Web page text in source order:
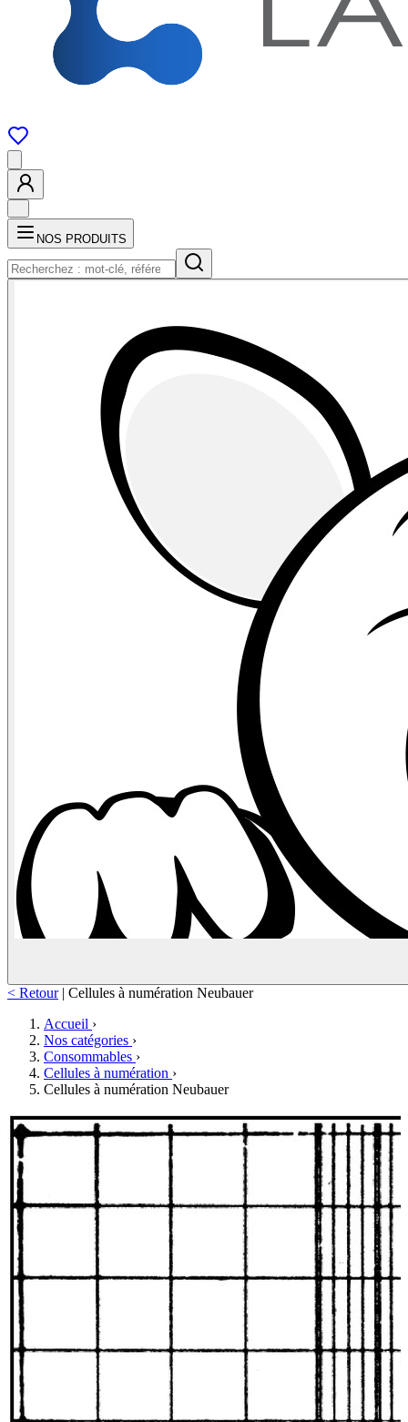
NOS PRODUITS
< Retour | Cellules à numération Neubauer
Accueil ›
Nos catégories ›
Consommables ›
Cellules à numération ›
Cellules à numération Neubauer